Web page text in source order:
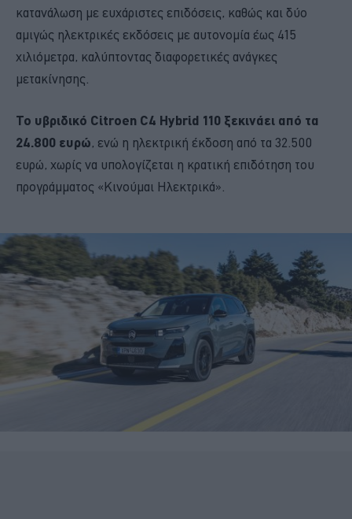
κατανάλωση με ευχάριστες επιδόσεις, καθώς και δύο
αμιγώς ηλεκτρικές εκδόσεις με αυτονομία έως 415
χιλιόμετρα, καλύπτοντας διαφορετικές ανάγκες
μετακίνησης.
Το υβριδικό Citroen C4 Hybrid 110 ξεκινάει από τα
24.800 ευρώ, ενώ η ηλεκτρική έκδοση από τα 32.500
ευρώ, χωρίς να υπολογίζεται η κρατική επιδότηση του
προγράμματος «Κινούμαι Ηλεκτρικά».